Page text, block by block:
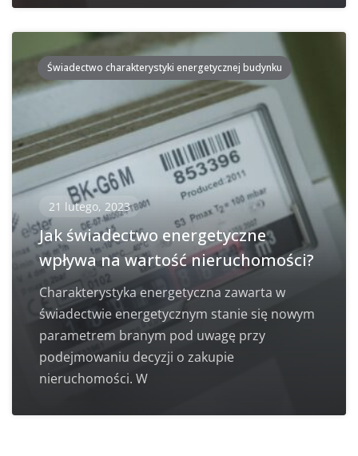
Świadectwo charakterystyki energetycznej budynku
21 lutego, 2023
Jak świadectwo energetyczne
wpływa na wartość nieruchomości?
Charakterystyka energetyczna zawarta w
świadectwie energetycznym stanie się nowym
parametrem branym pod uwagę przy
podejmowaniu decyzji o zakupie
nieruchomości. W